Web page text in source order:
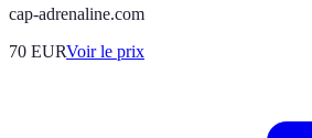
cap-adrenaline.com
70 EURVoir le prix